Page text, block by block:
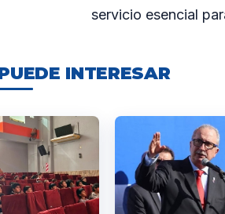
servicio esencial
INTERESAR